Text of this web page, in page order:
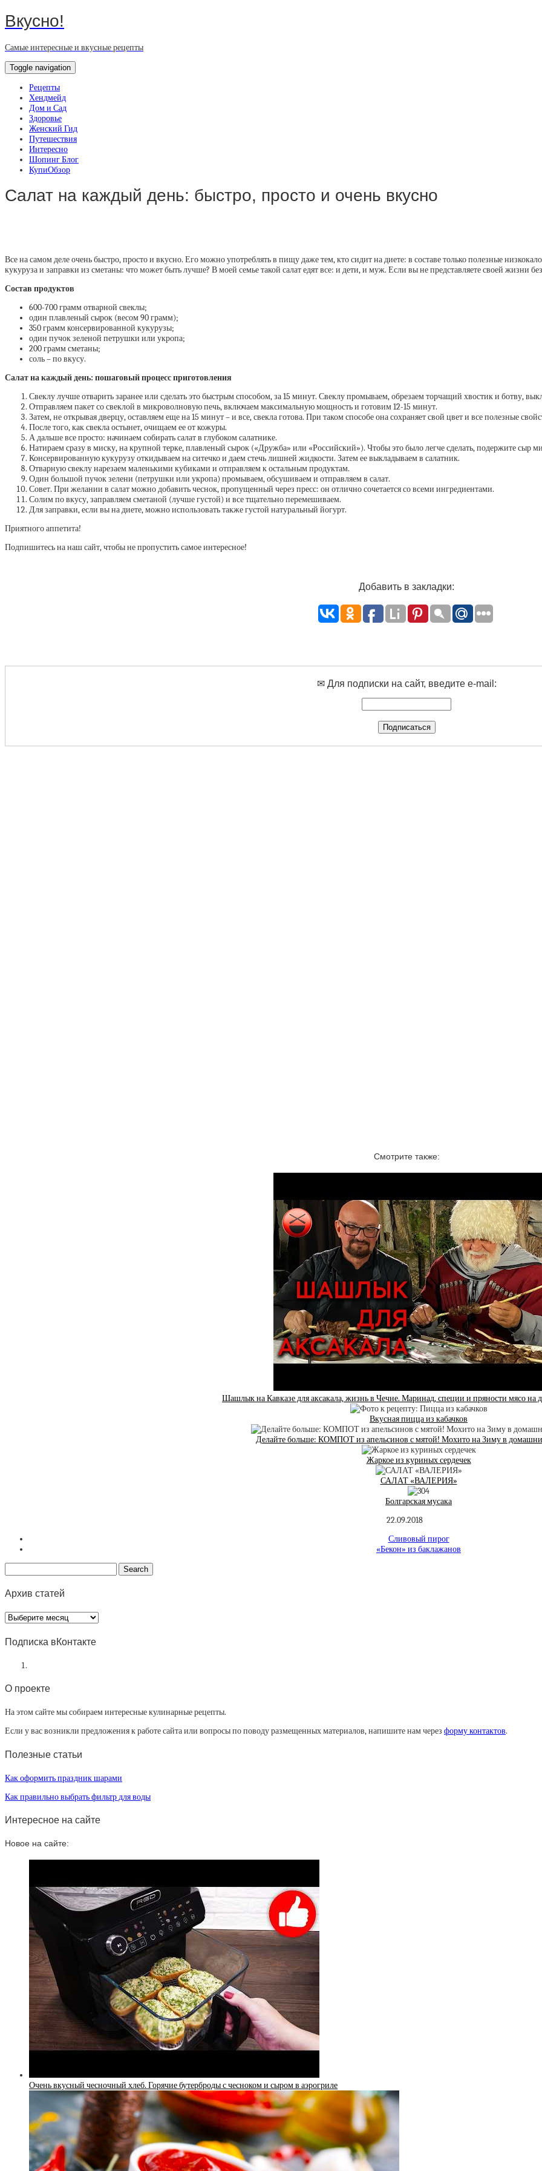
Вкусно!
Самые интересные и вкусные рецепты
Toggle navigation
Рецепты
Хендмейд
Дом и Сад
Здоровье
Женский Гид
Путешествия
Интересно
Шопинг Блог
КупиОбзор
Салат на каждый день: быстро, просто и очень вкусно
Все на самом деле очень быстро, просто и вкусно. Его можно употреблять в пищу даже тем, кто сидит на диете: в составе только полезные
кукуруза и заправки из сметаны: что может быть лучше? В моей семье такой салат едят все: и дети, и муж. Если вы не представляете своей жизни
Состав продуктов
600-700 грамм отварной свеклы;
один плавленый сырок (весом 90 грамм);
350 грамм консервированной кукурузы;
один пучок зеленой петрушки или укропа;
200 грамм сметаны;
соль – по вкусу.
Салат на каждый день: пошаговый процесс приготовления
Свеклу лучше отварить заранее или сделать это быстрым способом, за 15 минут. Свеклу промываем, обрезаем торчащий хвостик и ботву,
Отправляем пакет со свеклой в микроволновую печь, включаем максимальную мощность и готовим 12-15 минут.
Затем, не открывая дверцу, оставляем еще на 15 минут – и все, свекла готова. При таком способе она сохраняет свой цвет и все полезные
После того, как свекла остынет, очищаем ее от кожуры.
А дальше все просто: начинаем собирать салат в глубоком салатнике.
Натираем сразу в миску, на крупной терке, плавленый сырок («Дружба» или «Российский»). Чтобы это было легче сделать, подержите сыр
Консервированную кукурузу откидываем на ситечко и даем стечь лишней жидкости. Затем ее выкладываем в салатник.
Отварную свеклу нарезаем маленькими кубиками и отправляем к остальным продуктам.
Один большой пучок зелени (петрушки или укропа) промываем, обсушиваем и отправляем в салат.
Совет. При желании в салат можно добавить чеснок, пропущенный через пресс: он отлично сочетается со всеми ингредиентами.
Солим по вкусу, заправляем сметаной (лучше густой) и все тщательно перемешиваем.
Для заправки, если вы на диете, можно использовать также густой натуральный йогурт.
Приятного аппетита!
Подпишитесь на наш сайт, чтобы не пропустить самое интересное!
Добавить в закладки:
✉ Для подписки на сайт, введите e-mail:
Смотрите также:
Шашлык на Кавказе для аксакала, жизнь в Чечне. Маринад, специи и пряности мясо на
Вкусная пицца из кабачков
Делайте больше: КОМПОТ из апельсинов с мятой! Мохито на Зиму в
Жаркое из куриных сердечек
САЛАТ «ВАЛЕРИЯ»
Болгарская мусака
22.09.2018
Сливовый пирог
«Бекон» из баклажанов
Архив статей
Архив
статей
Подписка вКонтакте
О проекте
На этом сайте мы собираем интересные кулинарные рецепты.
Если у вас возникли предложения к работе сайта или вопросы по поводу размещенных материалов, напишите нам через форму контактов.
Полезные статьи
Как оформить праздник шарами
Как правильно выбрать фильтр для воды
Интересное на сайте
Новое на сайте:
Очень вкусный чесночный хлеб. Горячие бутерброды с чесноком и сыром в аэрогриле